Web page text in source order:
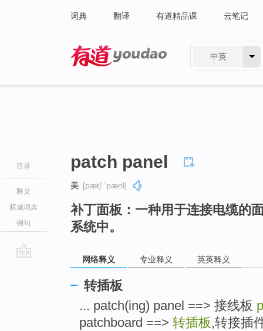
词典 翻译 有道精品课 云笔记
中英
目录
释义
权威词典
例句
patch panel
美 [pætʃ ˈpænl]
补丁面板：一种用于连接电缆的
系统中。
网络释义 专业释义 英英释义
转插板
... patch(ing) panel ==> 接线板
patchboard ==> 转插板 ,转接插